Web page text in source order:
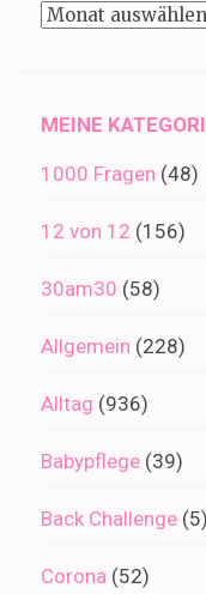
Beiträge
MEINE
1000 Fragen (48)
12 von 12 (156)
30am30 (58)
Allgemein (228)
Alltag (936)
Babypflege (39)
Back Challenge (5)
Corona (52)